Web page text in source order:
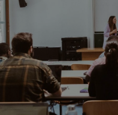
DE
Chi siamo
Studio accademico